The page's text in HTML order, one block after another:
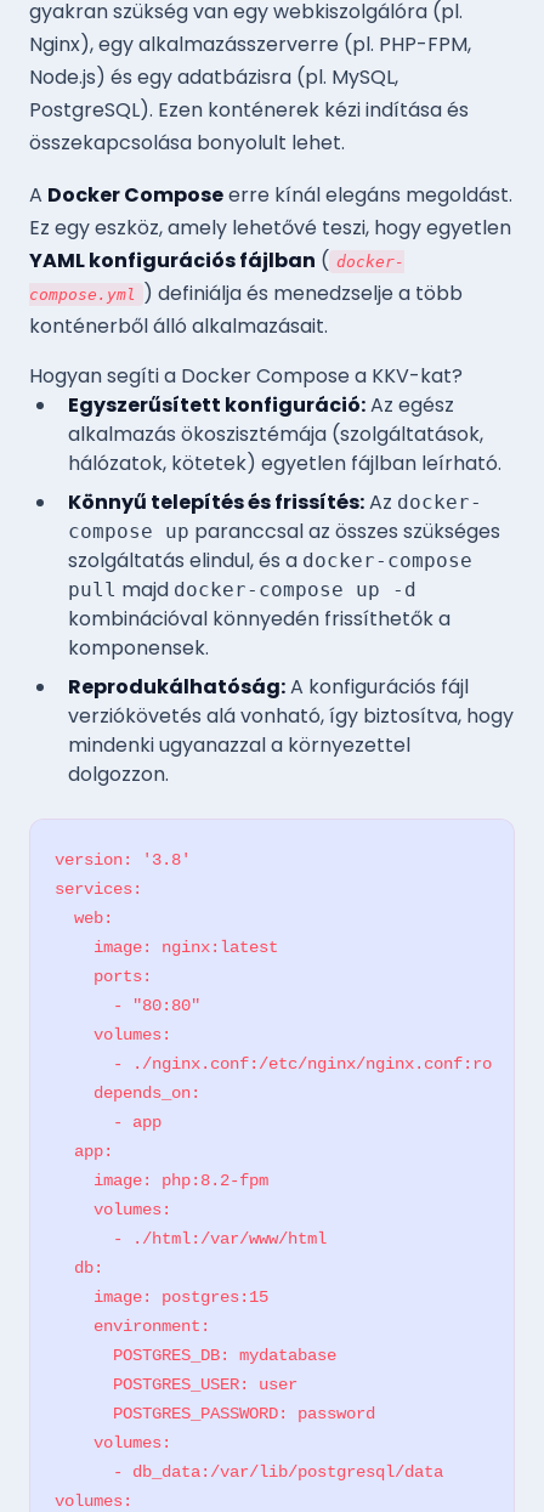
gyakran szükség van egy webkiszolgálóra (pl.
Nginx), egy alkalmazásszerverre (pl. PHP-FPM,
Node.js) és egy adatbázisra (pl. MySQL,
PostgreSQL). Ezen konténerek kézi indítása és
összekapcsolása bonyolult lehet.
A Docker Composeerre kínál elegáns megoldást.
Ez egy eszköz, amely lehetővé teszi, hogy egyetlen
YAML konfigurációs fájlban ( docker-
compose.yml
) definiálja és menedzselje a több
konténerből álló alkalmazásait.
Hogyan segíti a Docker Compose a KKV-kat?
Egyszerűsített konfiguráció:Az egész
alkalmazás ökoszisztémája (szolgáltatások,
hálózatok, kötetek) egyetlen fájlban leírható.
Könnyű telepítés és frissítés:Az docker-
compose up paranccsal az összes szükséges
szolgáltatás elindul, és a docker-compose
pull majd docker-compose up -d
kombinációval könnyedén frissíthetők a
komponensek.
Reprodukálhatóság:A konfigurációs fájl
verziókövetés alá vonható, így biztosítva, hogy
mindenki ugyanazzal a környezettel
dolgozzon.
version: '3.8'
services:
  web:
    image: nginx:latest
    ports:
      - "80:80"
    volumes:
      - ./nginx.conf:/etc/nginx/nginx.conf:ro
    depends_on:
      - app
  app:
    image: php:8.2-fpm
    volumes:
      - ./html:/var/www/html
  db:
    image: postgres:15
    environment:
      POSTGRES_DB: mydatabase
      POSTGRES_USER: user
      POSTGRES_PASSWORD: password
    volumes:
      - db_data:/var/lib/postgresql/data
volumes: